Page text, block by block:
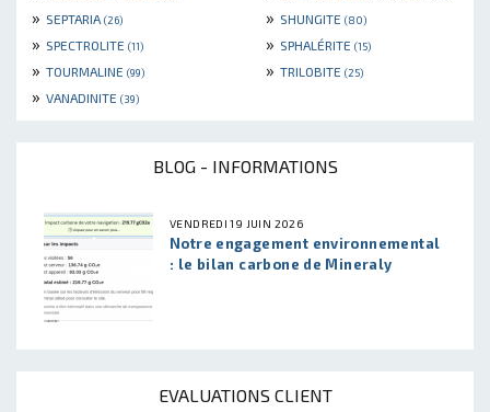
» SEPTARIA (26) » SHUNGITE (80)
» SPECTROLITE (11) » SPHALÉRITE (15)
» TOURMALINE (99) » TRILOBITE (25)
» VANADINITE (39)
BLOG - INFORMATIONS
VENDREDI 19 JUIN 2026
Notre engagement environnemental
: le bilan carbone de Mineraly
EVALUATIONS CLIENT